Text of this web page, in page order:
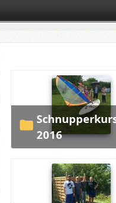
Schnupperkurs
2016